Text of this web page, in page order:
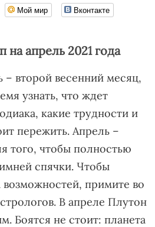
Мой мир
Вконтакте
апрель 2021 года
– второй весенний месяц,
узнать, что ждет
какие трудности и
пережить. Апрель –
того, чтобы полностью
спячки. Чтобы
примите во
В апреле Плутон
Боятся не стоит: планета